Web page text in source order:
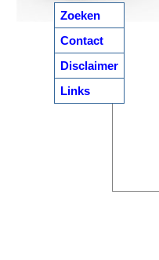
Zoeken
Contact
Disclaimer
Links